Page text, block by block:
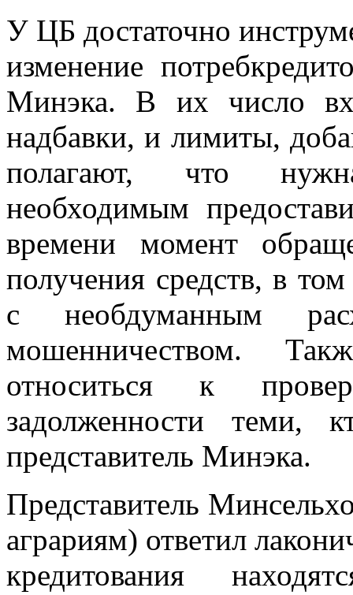
У ЦБ достаточно
изменение
Минэка. В их число
надбавки, и лимиты,
полагают, что
необходимым
времени момент
получения средств, в
с необдуманным
мошенничеством.
относиться к
задолженности теми,
представитель Минэка.
Представитель
аграриям) ответил
кредитования